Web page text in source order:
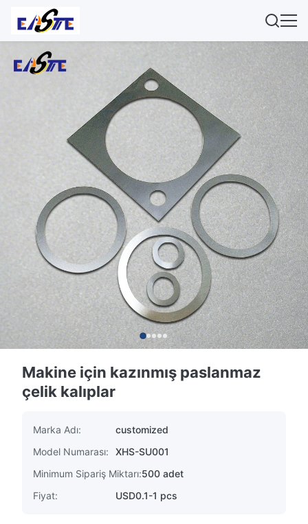
Makine için kazınmış paslanmaz
çelik kalıplar
Marka Adı:
customized
Model Numarası:
XHS-SU001
Minimum Sipariş Miktarı:500 adet
Fiyat:
USD0.1-1 pcs